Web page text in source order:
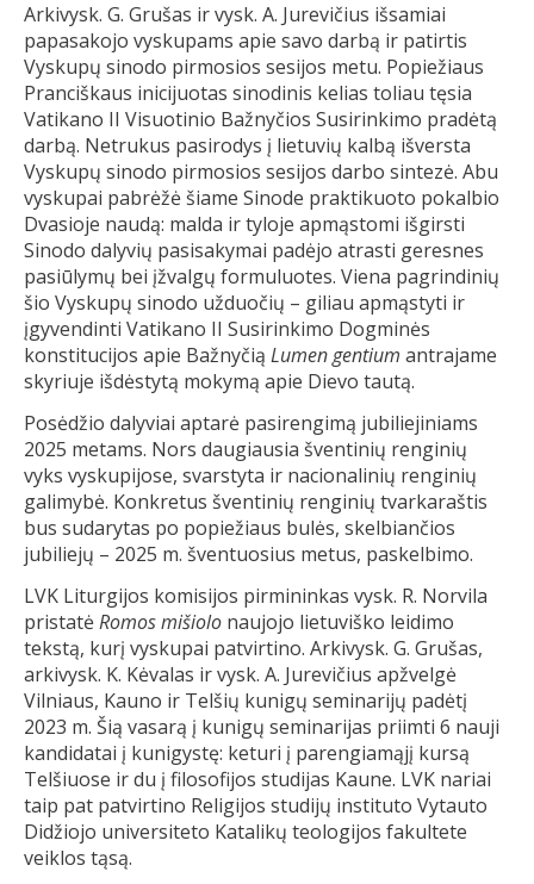
Arkivysk. G. Grušas ir vysk. A. Jurevičius išsamiai
papasakojo vyskupams apie savo darbą ir patirtis
Vyskupų sinodo pirmosios sesijos metu. Popiežiaus
Pranciškaus inicijuotas sinodinis kelias toliau tęsia
Vatikano II Visuotinio Bažnyčios Susirinkimo pradėtą
darbą. Netrukus pasirodys į lietuvių kalbą išversta
Vyskupų sinodo pirmosios sesijos darbo sintezė. Abu
vyskupai pabrėžė šiame Sinode praktikuoto pokalbio
Dvasioje naudą: malda ir tyloje apmąstomi išgirsti
Sinodo dalyvių pasisakymai padėjo atrasti geresnes
pasiūlymų bei įžvalgų formuluotes. Viena pagrindinių
šio Vyskupų sinodo užduočių – giliau apmąstyti ir
įgyvendinti Vatikano II Susirinkimo Dogminės
konstitucijos apie Bažnyčią Lumen gentium antrajame
skyriuje išdėstytą mokymą apie Dievo tautą.
Posėdžio dalyviai aptarė pasirengimą jubiliejiniams
2025 metams. Nors daugiausia šventinių renginių
vyks vyskupijose, svarstyta ir nacionalinių renginių
galimybė. Konkretus šventinių renginių tvarkaraštis
bus sudarytas po popiežiaus bulės, skelbiančios
jubiliejų – 2025 m. šventuosius metus, paskelbimo.
LVK Liturgijos komisijos pirmininkas vysk. R. Norvila
pristatėRomos mišiolo naujojo lietuviško leidimo
tekstą, kurį vyskupai patvirtino. Arkivysk. G. Grušas,
arkivysk. K. Kėvalas ir vysk. A. Jurevičius apžvelgė
Vilniaus, Kauno ir Telšių kunigų seminarijų padėtį
2023 m. Šią vasarą į kunigų seminarijas priimti 6 nauji
kandidatai į kunigystę: keturi į parengiamąjį kursą
Telšiuose ir du į filosofijos studijas Kaune. LVK nariai
taip pat patvirtino Religijos studijų instituto Vytauto
Didžiojo universiteto Katalikų teologijos fakultete
veiklos tąsą.